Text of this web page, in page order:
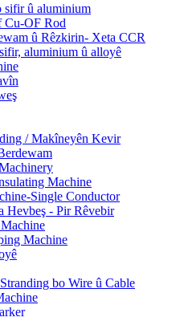
sifir û aluminium
Cu-OF Rod
û Rêzkirin- Xeta CCR
aluminium û alloyê
/ Makîneyên Kevir
Machine
Single Conductor
Hevbeş - Pir Rêvebir
Machine
bo Wire û Cable